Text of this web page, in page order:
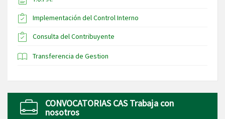
Implementación del Control Interno
Consulta del Contribuyente
Transferencia de Gestion
CONVOCATORIAS CAS Trabaja con
nosotros